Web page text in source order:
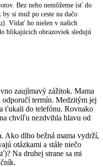
Bez neho nemôžeme ísť do
si muž po ceste na dačo
Vídať ho nielen v našich
blikajúcich obrazoviek sledujú
zaujímavý zážitok. Mama
odporučí termín. Medzitým jej
ťukali do telefónu. Rovnako
chvíľu nezdvihla hlavu od
Ako dlho bežná mama vydrží,
otázkami a stále niečo
Na druhej strane sa mi